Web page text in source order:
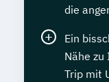
die
Ein
Nähe
Trip mit